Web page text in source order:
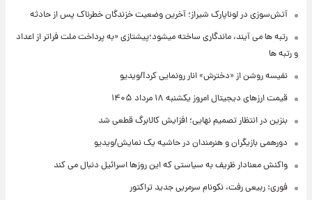
آتش‌سوزی در لوناپارک شیراز؛ آخرین وضعیت خزندگان خطرناک پس از حادثه
رتبه ها می آیند، ماندگاری ساخته میشود؛پیشتازی «به پرداخت ملت فراتر از اعداد
و رتبه ها
نفیسه روشن از «دخترش» انار رونمایی کرد!/ویدیو
قیمت ارزهای دیجیتال امروز یکشنبه ۱۸ مرداد ۱۴۰۵
بنزین در انتظار تصمیم نهایی؛ افزایش کالابرگ قطعی شد
دورهمی بازیگران و هنرمندان در حاشیه یک نمایش/ویدیو
واکنش معنادار ظریف به سیاستی که این روزها اسرائیل دنبال می کند
فوری: ربیعی رفت، نکونام سرمربی جدید تراکتور